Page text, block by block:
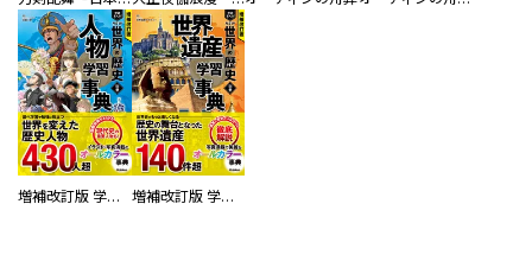
増補改訂版 学研まんが NEW世界の歴史 別巻 人物学習事典 増補改訂版 学研まんが NEW世界の歴史 別巻 世界遺産学習事典